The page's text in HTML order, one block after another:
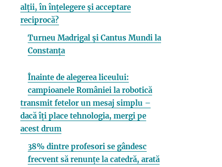
alții, în înțelegere și acceptare
reciprocă?
Turneu Madrigal și Cantus Mundi la
Constanța
Înainte de alegerea liceului:
campioanele României la robotică
transmit fetelor un mesaj simplu –
dacă îți place tehnologia, mergi pe
acest drum
38% dintre profesori se gândesc
frecvent să renunțe la catedră, arată